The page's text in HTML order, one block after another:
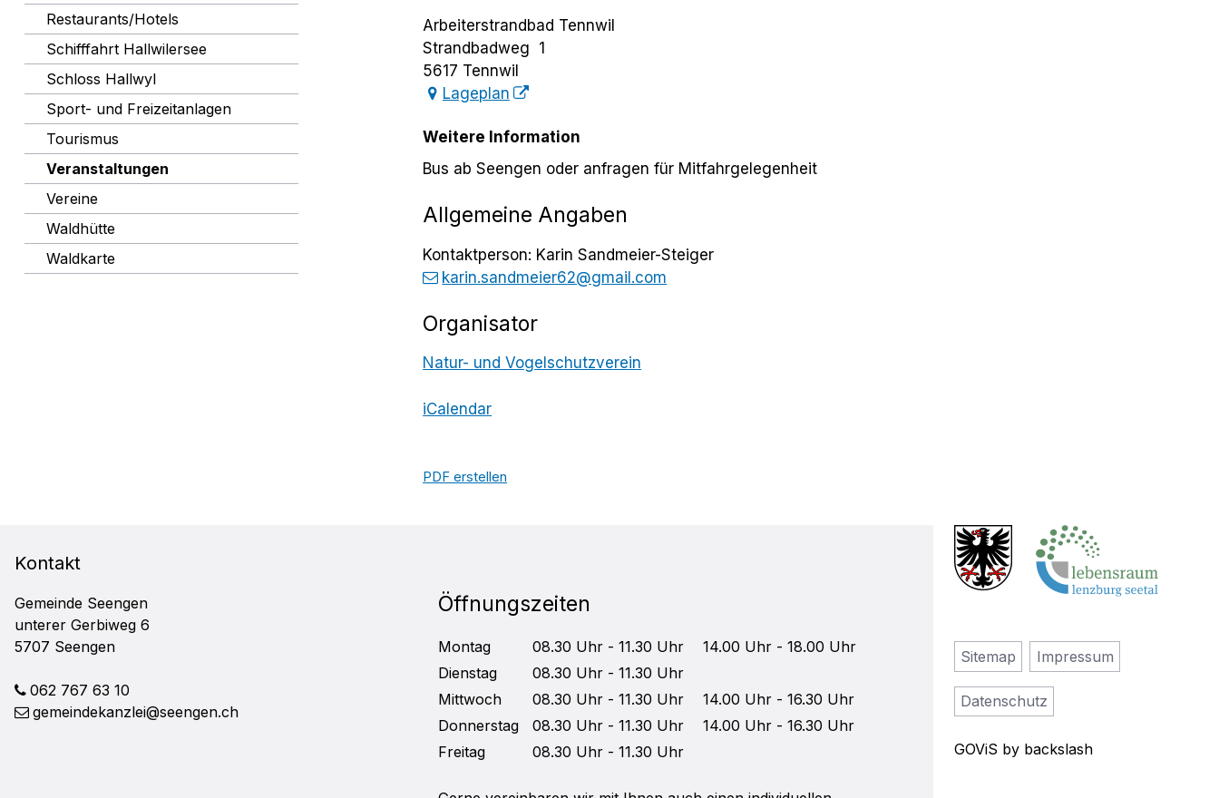
Restaurants/Hotels
Schifffahrt Hallwilersee
Schloss Hallwyl
Sport- und Freizeitanlagen
Tourismus
Veranstaltungen
Vereine
Waldhütte
Waldkarte
Arbeiterstrandbad Tennwil
Strandbadweg 1
5617 Tennwil
Lageplan
Weitere Information
Bus ab Seengen oder anfragen für Mitfahrgelegenheit
Allgemeine Angaben
Kontaktperson: Karin Sandmeier-Steiger
karin.sandmeier62@gmail.com
Organisator
Natur- und Vogelschutzverein
iCalendar
PDF erstellen
Kontakt
Gemeinde Seengen
unterer Gerbiweg 6
5707 Seengen
062 767 63 10
gemeindekanzlei@seengen.ch
Öffnungszeiten
Montag 08.30 Uhr - 11.30 Uhr
14.00 Uhr - 18.00 Uhr
Dienstag
08.30 Uhr - 11.30 Uhr
Mittwoch
08.30 Uhr - 11.30 Uhr
14.00 Uhr - 16.30 Uhr
Donnerstag 08.30 Uhr - 11.30 Uhr
14.00 Uhr - 16.30 Uhr
Freitag 08.30 Uhr - 11.30 Uhr
Sitemap Impressum
Datenschutz
GOViS by backslash